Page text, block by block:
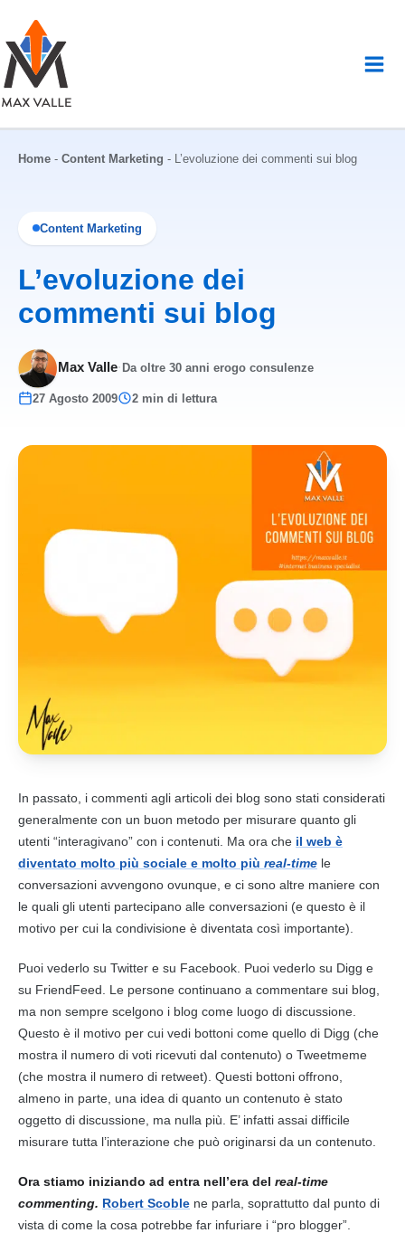
contenuto
Home - Content Marketing - L’evoluzione dei commenti sui blog
Content Marketing
L’evoluzione dei
commenti sui blog
Max Valle· Da oltre 30 anni erogo consulenze
27 Agosto 2009 2 min di lettura
In passato, i commenti agli articoli dei blog sono stati considerati
generalmente con un buon metodo per misurare quanto gli
utenti “interagivano” con i contenuti . Ma ora che il web è
diventato molto più sociale e molto più real-time le
conversazioni avvengono ovunque, e ci sono altre maniere con
le quali gli utenti partecipano alle conversazioni (e questo è il
motivo per cui la condivisione è diventata così importante).
Puoi vederlo su Twitter e su Facebook. Puoi vederlo su Digg e
su FriendFeed. Le persone continuano a commentare sui blog
ma non sempre scelgono i blog come luogo di discussione.
Questo è il motivo per cui vedi bottoni come quello di Digg (che
mostra il numero di voti ricevuti dal contenuto) o Tweetmeme
(che mostra il numero di retweet). Questi bottoni offrono,
almeno in parte, una idea di quanto un contenuto è stato
oggetto di discussione, ma nulla più. E’ infatti assai difficile
misurare tutta l’interazione che può originarsi da un contenuto
Ora stiamo iniziando ad entra nell’era del real-time
commenting. Robert Scoble ne parla, soprattutto dal punto di
vista di come la cosa potrebbe far infuriare i “pro blogger”.